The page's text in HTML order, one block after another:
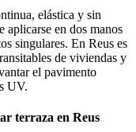
elástica y sin
aplicarse en dos manos
singulares. En Reus es
de viviendas y
el pavimento
UV.
terraza en Reus